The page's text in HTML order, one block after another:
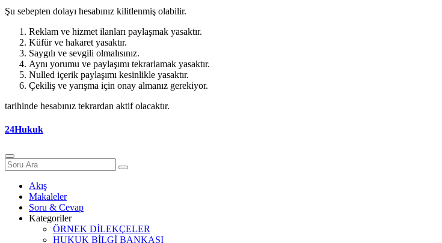
Şu sebepten dolayı hesabınız kilitlenmiş olabilir.
Reklam ve hizmet ilanları paylaşmak yasaktır.
Küfür ve hakaret yasaktır.
Saygılı ve sevgili olmalısınız.
Aynı yorumu ve paylaşımı tekrarlamak yasaktır.
Nulled içerik paylaşımı kesinlikle yasaktır.
Çekiliş ve yarışma için onay almanız gerekiyor.
tarihinde hesabınız tekrardan aktif olacaktır.
24Hukuk
Akış
Makaleler
Soru & Cevap
Kategoriler
ÖRNEK DİLEKÇELER
HUKUK BİLGİ BANKASI